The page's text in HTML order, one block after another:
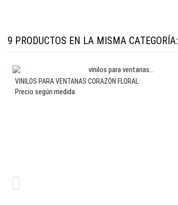
9 PRODUCTOS EN LA MISMA CATEGORÍA:
VINILOS PARA VENTANAS CORAZÓN FLORAL
Precio según medida